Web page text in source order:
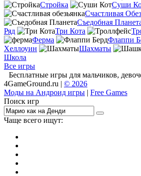
Стройка
Суши
Счастливая
Съедобная
Ряд
Три Кота
Ферма
Флаппи
Хеллоуин
Шахматы
Школа
Все игры
Бесплатные игры для мальчиков,
4GameGround.ru | © 2026
Моды на Андроид игры | Free Games
Поиск игр
Чаще всего ищут: